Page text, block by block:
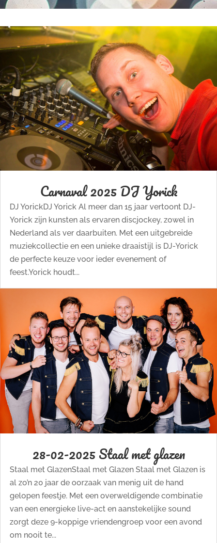
Carnaval 2025 DJ Yorick
DJ YorickDJ Yorick Al meer dan 15 jaar vertoont DJ-
Yorick zijn kunsten als ervaren discjockey, zowel in
Nederland als ver daarbuiten. Met een uitgebreide
muziekcollectie en een unieke draaistijl is DJ-Yorick
de perfecte keuze voor ieder evenement of
feest.Yorick houdt...
28-02-2025 Staal met glazen
Staal met GlazenStaal met Glazen Staal met Glazen is
al zo’n 20 jaar de oorzaak van menig uit de hand
gelopen feestje. Met een overweldigende combinatie
van een energieke live-act en aanstekelijke sound
zorgt deze 9-koppige vriendengroep voor een avond
om nooit te...